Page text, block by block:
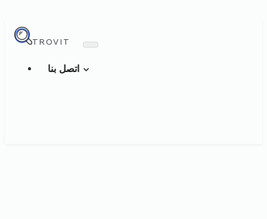
TROVIT